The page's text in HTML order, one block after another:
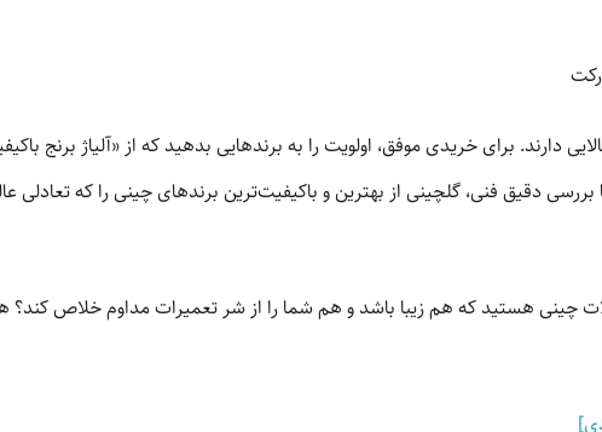
دارند. برای خریدی موفق، اولویت را به برندهایی بدهید که از «آلیاژ برنج
دقیق فنی، گلچینی از بهترین و باکیفیت‌ترین برندهای چینی را که تعادلی
چینی هستید که هم زیبا باشد و هم شما را از شر تعمیرات مداوم خلاص